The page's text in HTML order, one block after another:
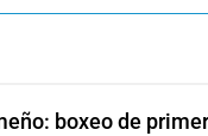
boxeo de